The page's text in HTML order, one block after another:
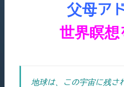
父母ア
世界瞑想
地球は、この宇宙に残さ